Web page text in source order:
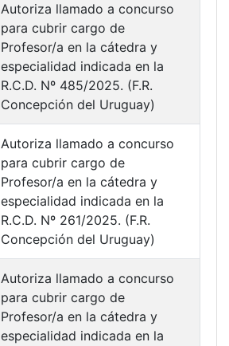
Autoriza llamado a concurso
para cubrir cargo de
Profesor/a en la cátedra y
especialidad indicada en la
R.C.D. Nº 485/2025. (F.R.
Concepción del Uruguay)
Autoriza llamado a concurso
para cubrir cargo de
Profesor/a en la cátedra y
especialidad indicada en la
R.C.D. Nº 261/2025. (F.R.
Concepción del Uruguay)
Autoriza llamado a concurso
para cubrir cargo de
Profesor/a en la cátedra y
especialidad indicada en la